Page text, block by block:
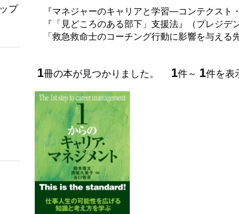
『マネジャーのキャリアと学習―コンテクスト
『「見どころのある部下」支援法』（プレジデ
「救急救命士のコーチング行動に影響を与える
1冊の本が見つかりました。 1件～ 1件を表
プ